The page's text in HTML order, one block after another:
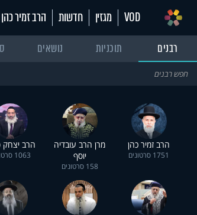
VOD מגזין חדשות הרב זמיר כהן
רבנים
תוכניות נושאים
הרב זמיר כהן
1751 סרטונים
מרן הרב עובדיה
יוסף
158 סרטונים
הרב יצחק
1063 סרטונים